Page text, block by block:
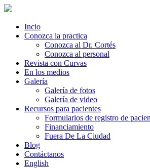
Incio
Conozca la practica
Conozca al Dr. Cortés
Conozca al personal
Revista con Curvas
En los medios
Galería
Galería de fotos
Galería de video
Recursos para pacientes
Formularios de registro de
Financiamiento
Fuera De La Ciudad
Blog
Contáctanos
English